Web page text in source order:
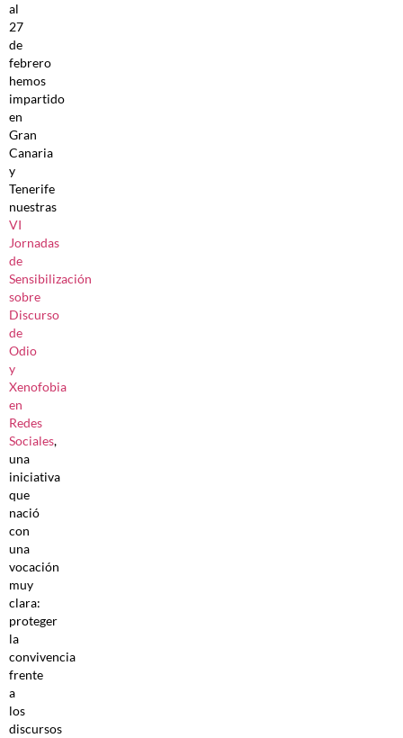
al
27
de
febrero
hemos
impartido
en
Gran
Canaria
y
Tenerife
nuestras
VI
Jornadas
de
Sensibilización
sobre
Discurso
de
Odio
y
Xenofobia
en
Redes
Sociales,
una
iniciativa
que
nació
con
una
vocación
muy
clara:
proteger
la
convivencia
frente
a
los
discursos